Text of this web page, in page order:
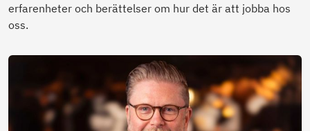
erfarenheter och berättelser om hur det är att jobba hos
oss.